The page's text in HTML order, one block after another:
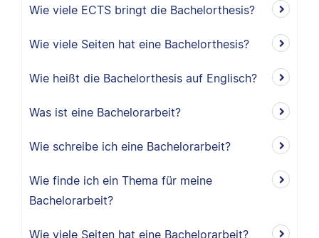
Wie viele ECTS bringt die Bachelorthesis?
Wie viele Seiten hat eine Bachelorthesis?
Wie heißt die Bachelorthesis auf Englisch?
Was ist eine Bachelorarbeit?
Wie schreibe ich eine Bachelorarbeit?
Wie finde ich ein Thema für meine
Bachelorarbeit?
Wie viele Seiten hat eine Bachelorarbeit?